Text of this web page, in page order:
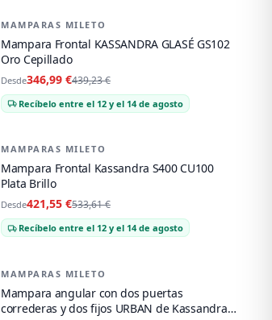
- 21 %
MAMPARAS MILETO
Mampara Frontal KASSANDRA GLASÉ GS102
Oro Cepillado
Desde346,99 €439,23 €
Recíbelo entre el 12 y el 14 de agosto
- 21 %
MAMPARAS MILETO
Mampara Frontal Kassandra S400 CU100
Plata Brillo
Desde421,55 €533,61 €
Recíbelo entre el 12 y el 14 de agosto
- 21 %
MAMPARAS MILETO
Mampara angular con dos puertas
correderas y dos fijos URBAN de Kassandra